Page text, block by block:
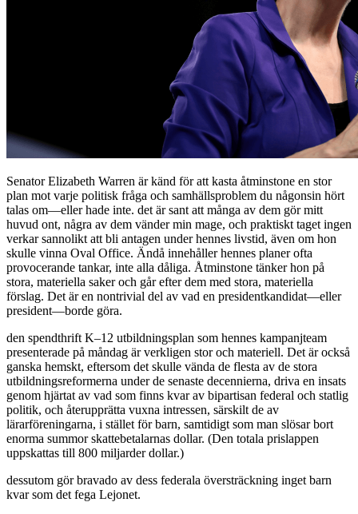
Senator Elizabeth Warren är känd för att kasta åtminstone en stor
plan mot varje politisk fråga och samhällsproblem du någonsin hört
talas om—eller hade inte. det är sant att många av dem gör mitt
huvud ont, några av dem vänder min mage, och praktiskt taget ingen
verkar sannolikt att bli antagen under hennes livstid, även om hon
skulle vinna Oval Office. Ändå innehåller hennes planer ofta
provocerande tankar, inte alla dåliga. Åtminstone tänker hon på
stora, materiella saker och går efter dem med stora, materiella
förslag. Det är en nontrivial del av vad en presidentkandidat—eller
president—borde göra.
den spendthrift K–12 utbildningsplan som hennes kampanjteam
presenterade på måndag är verkligen stor och materiell. Det är också
ganska hemskt, eftersom det skulle vända de flesta av de stora
utbildningsreformerna under de senaste decennierna, driva en insats
genom hjärtat av vad som finns kvar av bipartisan federal och statlig
politik, och återupprätta vuxna intressen, särskilt de av
lärarföreningarna, i stället för barn, samtidigt som man slösar bort
enorma summor skattebetalarnas dollar. (Den totala prislappen
uppskattas till 800 miljarder dollar.)
dessutom gör bravado av dess federala översträckning inget barn
kvar som det fega Lejonet.